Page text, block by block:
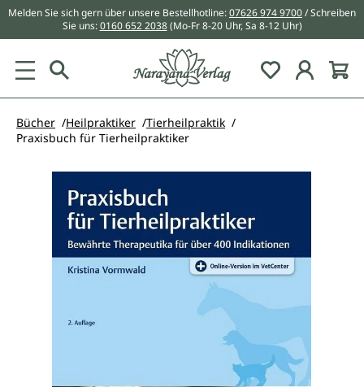
springen
Melden Sie sich gern über unsere Bestellhotline:07626 974 9700/ Schreiben
Sie uns:0160 652 2038 (Mo-Fr 8-20 Uhr, Sa 8-12 Uhr)
Du hast 0
Bücher Heilpraktiker
Tierheilpraktik
Praxisbuch für Tierheilpraktiker